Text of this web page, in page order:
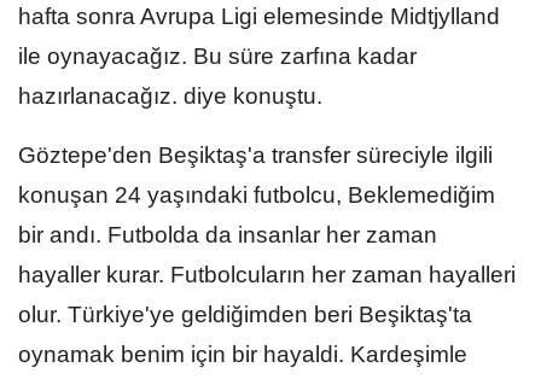
hafta sonra Avrupa Ligi elemesinde Midtjylland
ile oynayacağız. Bu süre zarfına kadar
hazırlanacağız. diye konuştu.
Göztepe'den Beşiktaş'a transfer süreciyle ilgili
konuşan 24 yaşındaki futbolcu, Beklemediğim
bir andı. Futbolda da insanlar her zaman
hayaller kurar. Futbolcuların her zaman hayalleri
olur. Türkiye'ye geldiğimden beri Beşiktaş'ta
oynamak benim için bir hayaldi. Kardeşimle